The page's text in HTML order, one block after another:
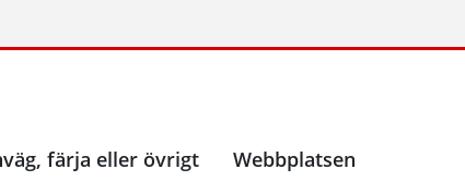
färja eller övrigt Webbplatsen